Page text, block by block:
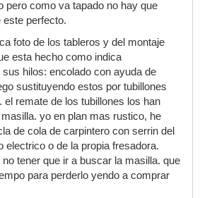
pero como va tapado no hay que
perfecto.
foto de los tableros y del montaje
esta hecho como indica
hilos: encolado con ayuda de
sustituyendo estos por tubillones
el remate de los tubillones los han
yo en plan mas rustico, he
de cola de carpintero con serrin del
electrico o de la propia fresadora.
tener que ir a buscar la masilla. que
para perderlo yendo a comprar